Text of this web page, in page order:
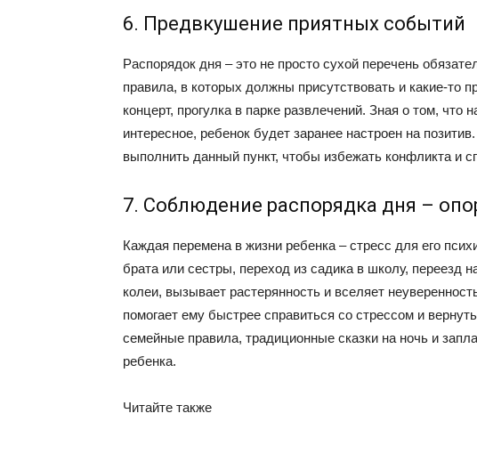
6. Предвкушение приятных событий
Распорядок дня – это не просто сухой перечень
правила, в которых должны присутствовать и какие-то
концерт, прогулка в парке развлечений. Зная о том, что
интересное, ребенок будет заранее настроен на
выполнить данный пункт, чтобы избежать конфликта и
7. Соблюдение распорядка дня –
Каждая перемена в жизни ребенка – стресс для его
брата или сестры, переход из садика в школу, переезд
колеи, вызывает растерянность и вселяет
помогает ему быстрее справиться со стрессом и
семейные правила, традиционные сказки на ночь и
ребенка.
Читайте также